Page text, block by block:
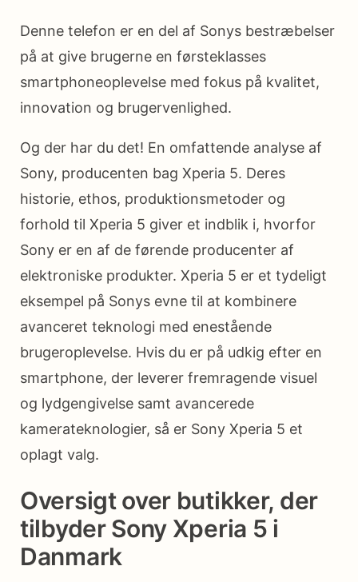
Denne telefon er en del af Sonys bestræbelser
på at give brugerne en førsteklasses
smartphoneoplevelse med fokus på kvalitet,
innovation og brugervenlighed.
Og der har du det! En omfattende analyse af
Sony, producenten bag Xperia 5. Deres
historie, ethos, produktionsmetoder og
forhold til Xperia 5 giver et indblik i, hvorfor
Sony er en af de førende producenter af
elektroniske produkter. Xperia 5 er et tydeligt
eksempel på Sonys evne til at kombinere
avanceret teknologi med enestående
brugeroplevelse. Hvis du er på udkig efter en
smartphone, der leverer fremragende visuel
og lydgengivelse samt avancerede
kamerateknologier, så er Sony Xperia 5 et
oplagt valg.
Oversigt over butikker, der
tilbyder Sony Xperia 5 i
Danmark